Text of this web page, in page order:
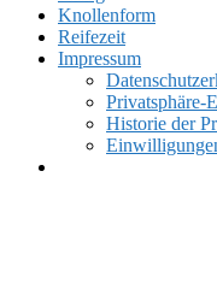
Knollenform
Reifezeit
Impressum
Privatsphäre-
Historie der